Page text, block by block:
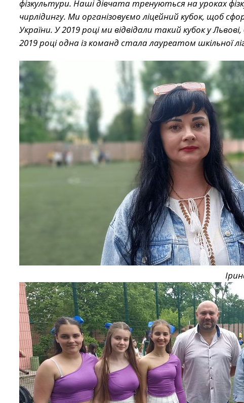
фізкультури. Наші дівчата тренуються на уроках
чирлідингу. Ми організовуємо ліцейний кубок, щоб
України. У 2019 році ми відвідали такий кубок у
2019 році одна із команд стала лауреатом шкільної